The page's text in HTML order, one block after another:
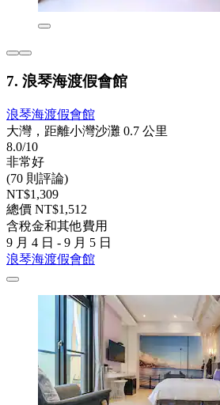
7. 浪琴海渡假會館
浪琴海渡假會館
大灣，距離小灣沙灘 0.7 公里
8.0/10
非常好
(70 則評論)
NT$1,309
總價 NT$1,512
含稅金和其他費用
9 月 4 日 - 9 月 5 日
浪琴海渡假會館